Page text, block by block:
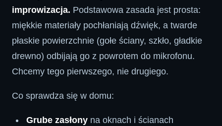
improwizacja. Podstawowa zasada jest prosta:
miękkie materiały pochłaniają dźwięk, a twarde
płaskie powierzchnie (gołe ściany, szkło, gładkie
drewno) odbijają go z powrotem do mikrofonu.
Chcemy tego pierwszego, nie drugiego.
Co sprawdza się w domu:
Grube zasłony na oknach i ścianach